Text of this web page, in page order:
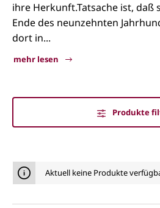
ihre Herkunft.Tatsache ist, daß
Ende des neunzehnten
dort in...
mehr lesen
Produkte
Petite Sirah
Aktuell keine Produkte